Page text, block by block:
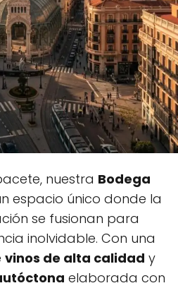
nuestra Bodega
espacio único donde la
se fusionan para
inolvidable. Con una
vinos de alta calidad y
elaborada con